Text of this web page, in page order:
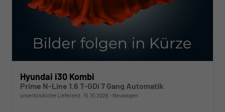
Hyundai i30 Kombi
Prime N-Line 1.6 T-GDi 7 Gang Automatik
unverbindliche Lieferzeit: 15.10.2026 Neuwagen